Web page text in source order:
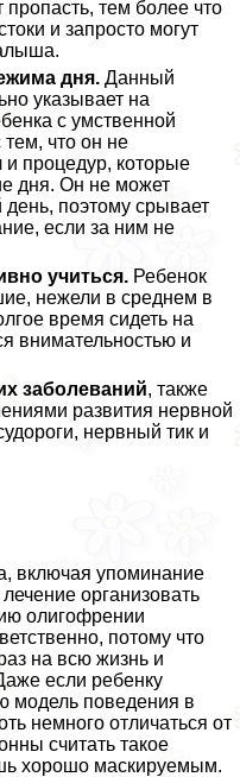
тем более что
и запросто могут
дня. Данный
указывает на
с умственной
тем, что он не
и процедур, которые
дня. Он не может
поэтому срывает
если за ним не
учиться. Ребенок
нежели в среднем в
время сидеть на
внимательностью и
заболеваний, также
развития нервной
нервный тик и
включая упоминание
организовать
олигофрении
потому что
на всю жизнь и
если ребенку
модель поведения в
немного отличаться от
считать такое
хорошо маскируемым.